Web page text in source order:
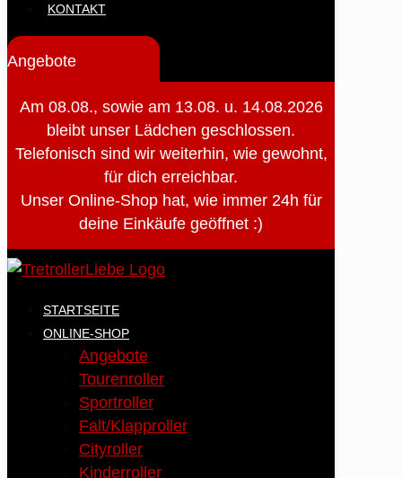
KONTAKT
Angebote
Am 08.08., sowie am 13.08. u. 14.08.2026
bleibt unser Lädchen geschlossen.
Telefonisch sind wir weiterhin, wie gewohnt,
für dich erreichbar.
Unser Online-Shop hat, wie immer 24h für
deine Einkäufe geöffnet :)
STARTSEITE
ONLINE-SHOP
Angebote
Tourenroller
Sportroller
Falt/Klapproller
Cityroller
Kinderroller